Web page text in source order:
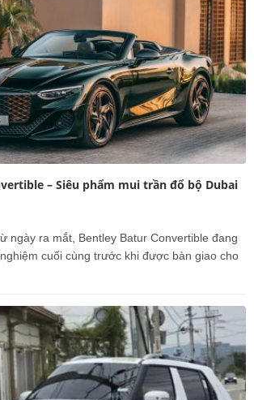
– Siêu phẩm mui trần đổ bộ Dubai
ngày ra mắt, Bentley Batur Convertible đang
cuối cùng trước khi được bàn giao cho